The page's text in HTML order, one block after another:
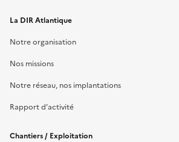
La DIR Atlantique
Notre organisation
Nos missions
Notre réseau, nos implantations
Rapport d’activité
Chantiers / Exploitation